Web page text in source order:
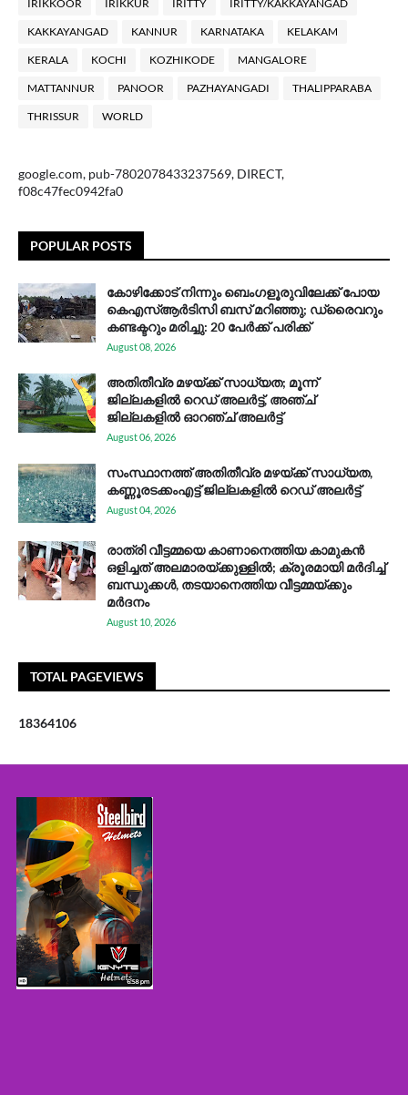
IRIKKOOR IRIKKUR IRITTY IRITTY/KAKKAYANGAD
KAKKAYANGAD KANNUR KARNATAKA KELAKAM
KERALA KOCHI KOZHIKODE MANGALORE
MATTANNUR PANOOR PAZHAYANGADI THALIPPARABA
THRISSUR WORLD
google.com, pub-7802078433237569, DIRECT,
f08c47fec0942fa0
POPULAR POSTS
കോഴിക്കോട് നിന്നും ബെംഗളൂരുവിലേക്ക് പോയ
കെഎസ്ആര്‍ടിസി ബസ് മറിഞ്ഞു; ഡ്രൈവറും
കണ്ടക്ടറും മരിച്ചു: 20 പേര്‍ക്ക് പരിക്ക്
August 08, 2026
അതിതീവ്ര മഴയ്ക്ക് സാധ്യത; മൂന്ന്
ജില്ലകളിൽ റെഡ് അലർട്ട്, അഞ്ച്
ജില്ലകളിൽ ഓറഞ്ച് അലർട്ട്
August 06, 2026
സം​സ്ഥാ​ന​ത്ത് അ​തി​തീ​വ്ര മ​ഴ​യ്ക്ക് സാ​ധ്യ​ത,
കണ്ണൂരടക്കംഎ​ട്ട് ജി​ല്ല​ക​ളി​ൽ റെ​ഡ് അ​ലർ​ട്ട്
August 04, 2026
രാത്രി വീട്ടമ്മയെ കാണാനെത്തിയ കാമുകൻ
ഒളിച്ചത് അലമാരയ്ക്കുള്ളിൽ; ക്രൂരമായി മർദിച്ച്
ബന്ധുക്കൾ, തടയാനെത്തിയ വീട്ടമ്മയ്ക്കും
മർദനം
August 10, 2026
TOTAL PAGEVIEWS
18364106